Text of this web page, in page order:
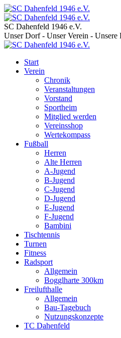
SC Dahenfeld 1946 e.V.
Unser Dorf - Unser Verein - Unsere
Start
Verein
Chronik
Veranstaltungen
Vorstand
Sportheim
Mitglied werden
Vereinsshop
Wertekompass
Fußball
Herren
Alte Herren
A-Jugend
B-Jugend
C-Jugend
D-Jugend
E-Jugend
F-Jugend
Bambini
Tischtennis
Turnen
Fitness
Radsport
Allgemein
Bogglharte 300km
Freilufthalle
Allgemein
Bau-Tagebuch
Nutzungskonzepte
TC Dahenfeld